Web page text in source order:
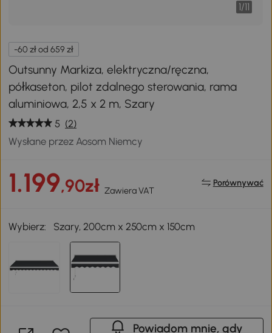
1/11
-60 zł od 659 zł
Outsunny Markiza, elektryczna/ręczna,
półkaseton, pilot zdalnego sterowania, rama
aluminiowa, 2,5 x 2 m, Szary
5 (2)
Wysłane przez Aosom Niemcy
1.199,90zł Zawiera VAT
Porównywać
Wybierz: Szary, 200cm x 250cm x 150cm
Powiadom mnie, gdy